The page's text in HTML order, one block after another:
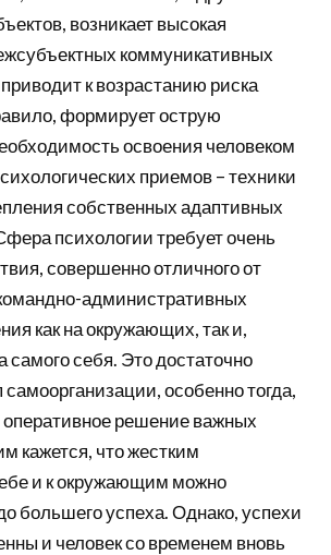
возникает высокая
коммуникативных
к возрастанию риска
формирует острую
освоения человеком
приемов – техники
собственных адаптивных
психологии требует очень
совершенно отличного от
административных
как на окружающих, так и,
самого себя. Это достаточно
особенно тогда,
оперативное решение важных
кажется, что жестким
и к окружающим можно
большего успеха. Однако, успехи
и человек со временем вновь